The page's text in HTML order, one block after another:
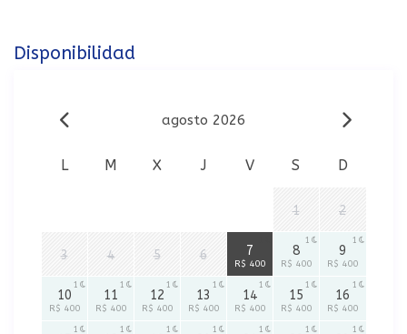
Disponibilidad
agosto 2026
L M X J V S D
1 2
3 4 5 6 7
R$ 400
8
R$ 400
1
9
R$ 400
1
10
R$ 400
1
11
R$ 400
1
12
R$ 400
1
13
R$ 400
1
14
R$ 400
1
15
R$ 400
1
16
R$ 400
1
1 1 1 1 1 1 1